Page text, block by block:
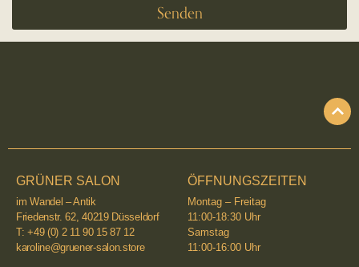
Senden
GRÜNER SALON
im Wandel – Antik
Friedenstr. 62, 40219 Düsseldorf
T: +49 (0) 2 11 90 15 87 12
karoline@gruener-salon.store
ÖFFNUNGSZEITEN
Montag – Freitag
11:00-18:30 Uhr
Samstag
11:00-16:00 Uhr